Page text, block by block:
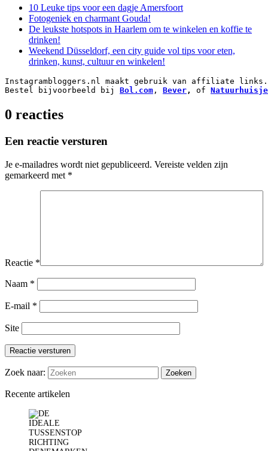
10 Leuke tips voor een dagje Amersfoort
Fotogeniek en charmant Gouda!
De leukste hotspots in Haarlem om te winkelen en koffie te
drinken!
Weekend Düsseldorf, een city guide vol tips voor eten,
drinken, kunst, cultuur en winkelen!
Instagrambloggers.nl maakt gebruik van affiliate
Bestel bijvoorbeeld bij Bol.com , Bever , of Natuurhuisje
0 reacties
Een reactie versturen
Je e-mailadres wordt niet gepubliceerd. Vereiste velden zijn
gemarkeerd met *
Reactie *
Naam *
E-mail *
Site
Reactie versturen
Zoek naar:
Recente artikelen